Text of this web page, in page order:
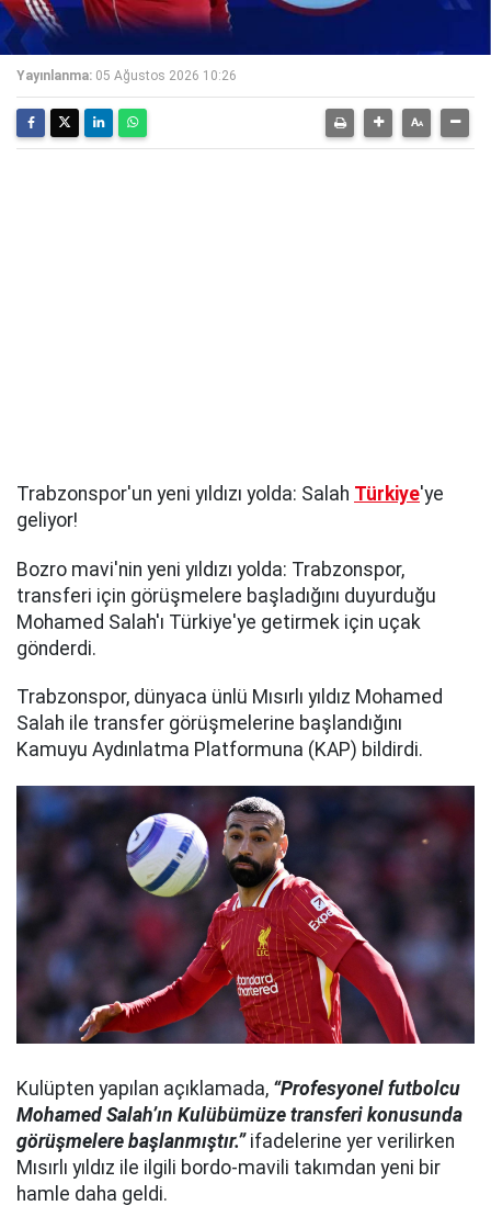
Yayınlanma: 05 Ağustos 2026 10:26
Trabzonspor'un yeni yıldızı yolda: Salah Türkiye'ye
geliyor!
Bozro mavi'nin yeni yıldızı yolda: Trabzonspor,
transferi için görüşmelere başladığını duyurduğu
Mohamed Salah'ı Türkiye'ye getirmek için uçak
gönderdi.
Trabzonspor, dünyaca ünlü Mısırlı yıldız Mohamed
Salah ile transfer görüşmelerine başlandığını
Kamuyu Aydınlatma Platformuna (KAP) bildirdi.
Kulüpten yapılan açıklamada, “Profesyonel futbolcu
Mohamed Salah’ın Kulübümüze transferi konusunda
görüşmelere başlanmıştır.”ifadelerine yer verilirken
Mısırlı yıldız ile ilgili bordo-mavili takımdan yeni bir
hamle daha geldi.